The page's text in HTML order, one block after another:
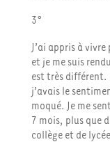
3°
J’ai appris à
et je me suis
est très différent.
j’avais le
moqué. Je me
7 mois, plus que
collège et de